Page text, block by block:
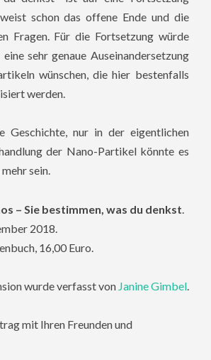
schon das offene Ende und die
Fragen. Für die Fortsetzung würde
sehr genaue Auseinandersetzung
wünschen, die hier bestenfalls
werden.
Geschichte, nur in der eigentlichen
der Nano-Partikel könnte es
sein.
– Sie bestimmen, was du denkst
2018.
16,00 Euro.
wurde verfasst von Janine Gimbel.
mit Ihren Freunden und